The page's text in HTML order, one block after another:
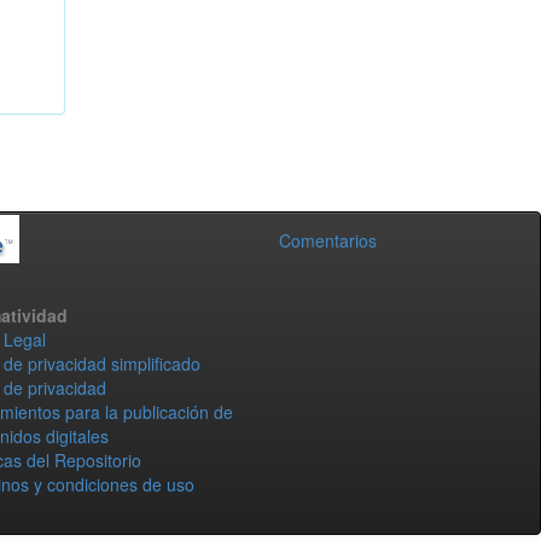
Comentarios
privacidad simplificado
privacidad
para la publicación de
digitales
del Repositorio
y condiciones de uso